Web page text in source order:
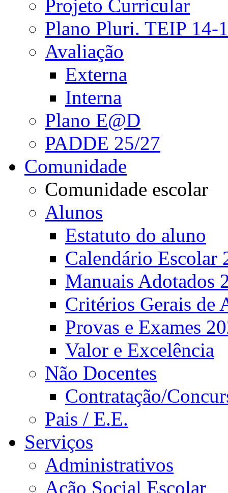
Projeto Curricular
Plano Pluri. TEIP 14-
Avaliação
Externa
Interna
Plano E@D
PADDE 25/27
Comunidade
Comunidade escolar
Alunos
Estatuto do aluno
Calendário Escolar
Manuais Adotados
Critérios Gerais de
Provas e Exames
Valor e Excelência
Não Docentes
Contratação/
Pais / E.E.
Serviços
Administrativos
Ação Social Escolar